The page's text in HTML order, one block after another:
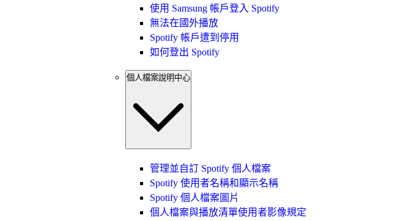
使用 Samsung 帳戶登入 Spotify
無法在國外播放
Spotify 帳戶遭到停用
如何登出 Spotify
個人檔案說明中心
管理並自訂 Spotify 個人檔案
Spotify 使用者名稱和顯示名稱
Spotify 個人檔案圖片
個人檔案與播放清單使用者影像規定